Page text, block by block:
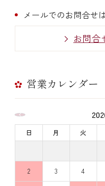
メールでのお問合せ
お問合
営業カレンダー
日 月 火
2 3 4